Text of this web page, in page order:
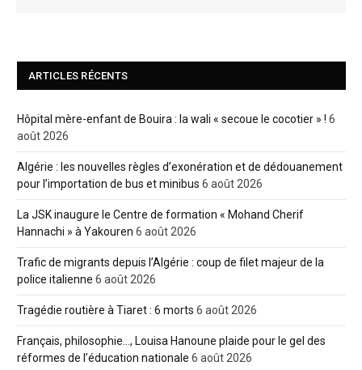
ARTICLES RÉCENTS
Hôpital mère-enfant de Bouira : la wali « secoue le cocotier » ! 6
août 2026
Algérie : les nouvelles règles d’exonération et de dédouanement
pour l’importation de bus et minibus 6 août 2026
La JSK inaugure le Centre de formation « Mohand Cherif
Hannachi » à Yakouren 6 août 2026
Trafic de migrants depuis l’Algérie : coup de filet majeur de la
police italienne 6 août 2026
Tragédie routière à Tiaret : 6 morts 6 août 2026
Français, philosophie…, Louisa Hanoune plaide pour le gel des
réformes de l’éducation nationale 6 août 2026